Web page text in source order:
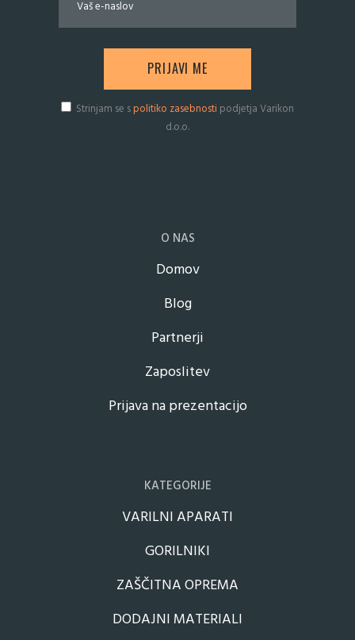
Strinjam se spolitiko zasebnosti podjetja Varikon
d.o.o.
O NAS
Domov
Blog
Partnerji
Zaposlitev
Prijava na prezentacijo
KATEGORIJE
VARILNI APARATI
GORILNIKI
ZAŠČITNA OPREMA
DODAJNI MATERIALI